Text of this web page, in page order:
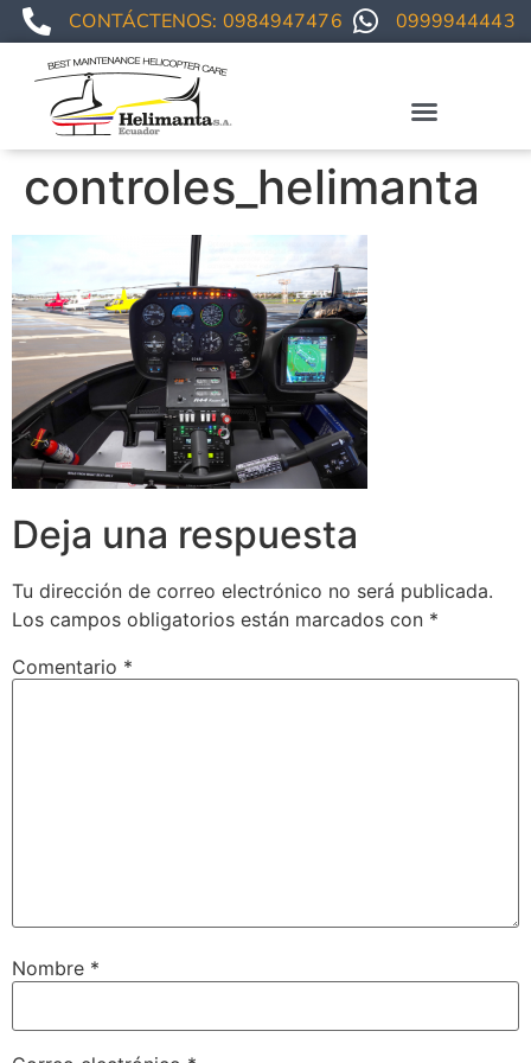
CONTÁCTENOS: 0984947476 0999944443
controles_helimanta
Deja una respuesta
Tu dirección de correo electrónico no será publicada.
Los campos obligatorios están marcados con *
Comentario *
Nombre *